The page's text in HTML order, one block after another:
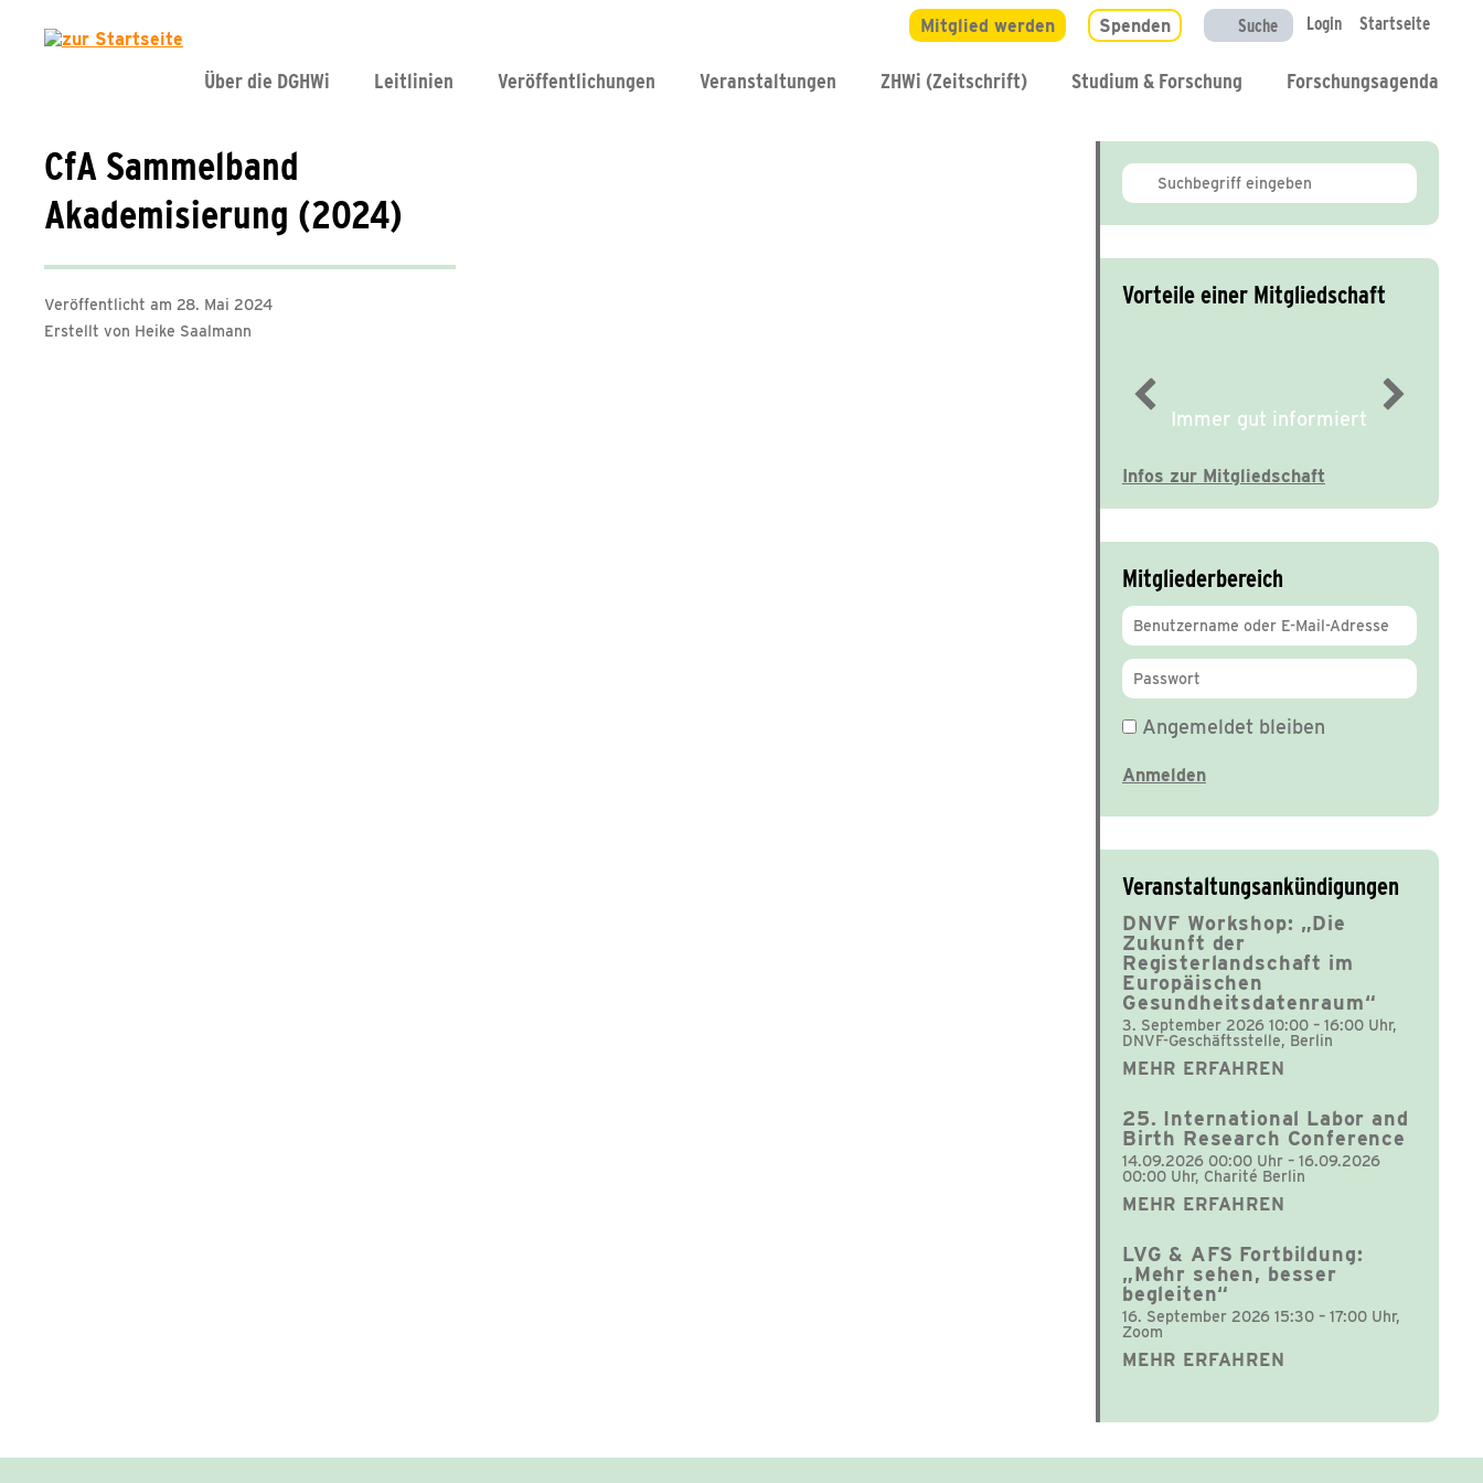
Mitglied werden Spenden Suche Login Startseite
Über die DGHWi Leitlinien Veröffentlichungen Veranstaltungen ZHWi (Zeitschrift) Studium & Forschung Forschungsagenda
CfA Sammelband
Akademisierung (2024)
Veröffentlicht am 28. Mai 2024
Erstellt von Heike Saalmann
Vorteile einer Mitgliedschaft
Immer gut informiert
Infos zur Mitgliedschaft
Mitgliederbereich
Angemeldet bleiben
Veranstaltungsankündigungen
DNVF Workshop: „Die
Zukunft der
Registerlandschaft im
Europäischen
Gesundheitsdatenraum“
3. September 2026 10:00 – 16:00 Uhr,
DNVF-Geschäftsstelle, Berlin
MEHR ERFAHREN
25. International Labor and
Birth Research Conference
14.09.2026 00:00 Uhr – 16.09.2026
00:00 Uhr, Charité Berlin
MEHR ERFAHREN
LVG & AFS Fortbildung:
„Mehr sehen, besser
begleiten“
16. September 2026 15:30 – 17:00 Uhr,
Zoom
MEHR ERFAHREN